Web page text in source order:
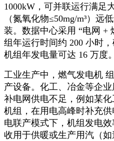
1000kW ，可并联运行满足
（氮氧化物≤50mg/m³）远
装。数据中心采用 “电网 +
组年运行时间约 200 小时
机组年发电量可达 16 万度。
工业生产中，燃气发电机
产设备。化工、冶金等企
补电网供电不足，例如某
机组，在用电高峰时补充
电联产模式下，机组发电效
收用于供暖或生产用汽（